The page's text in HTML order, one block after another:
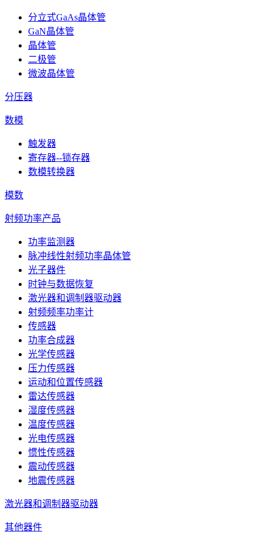
分立式GaAs晶体管
GaN晶体管
晶体管
二极管
微波晶体管
分压器
数模
触发器
寄存器--锁存器
数模转换器
模数
射频功率产品
功率监测器
脉冲线性射频功率晶体管
光子器件
时钟与数据恢复
激光器和调制器驱动器
射频频率功率计
传感器
功率合成器
光学传感器
压力传感器
运动和位置传感器
雷达传感器
湿度传感器
温度传感器
光电传感器
惯性传感器
震动传感器
地震传感器
激光器和调制器驱动器
其他器件